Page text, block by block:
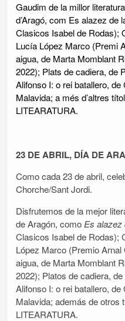
Gaudim de la millor
d’Aragó, com Es alazez de
Clasicos Isabel de Rodas);
Lucía López Marco (Premi
aigua, de Marta Momblant
2022); Plats de cadiera, de
Alifonso I: o rei batallero,
Malavida; a més d’altres
LITEARATURA.
23 DE ABRIL, DÍA DE
Como cada 23 de abril,
Chorche/Sant Jordi.
Disfrutemos de la mejor
de Aragón, como Es alazez
Clasicos Isabel de Rodas);
López Marco (Premio
aigua, de Marta Momblant
2022); Platos de cadiera,
Alifonso I: o rei batallero,
Malavida; además de otros
LITEARATURA.